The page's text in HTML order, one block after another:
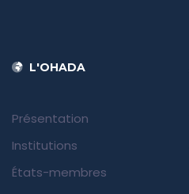
L'OHADA
Présentation
Institutions
États-membres